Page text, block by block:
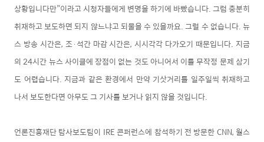
상황입니다만”이라고 시청자들에게 변명을 하기에 바빴습니다. 그럼 충분히
취재하고 보도하면 되지 않느냐고 되물을 수 있을까요. 그럴 수 없습니다. 뉴
스 방송 시간은, 조·석간 마감 시간은, 시시각각 다가오기 때문입니다. 지금
의 24시간 뉴스 사이클에 장점이 없는 것도 아니어서 이를 무작정 문제 삼기
도 어렵습니다. 지금과 같은 환경에서 만약 기삿거리를 일주일씩 취재하고
나서 보도한다면 아무도 그 기사를 보거나 읽지 않을 것입니다.
언론진흥재단 탐사보도팀이 IRE 콘퍼런스에 참석하기 전 방문한 CNN, 월스